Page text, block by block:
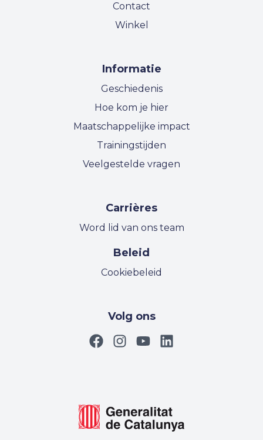
Contact
Winkel
Informatie
Geschiedenis
Hoe kom je hier
Maatschappelijke impact
Trainingstijden
Veelgestelde vragen
Carrières
Word lid van ons team
Beleid
Cookiebeleid
Volg ons